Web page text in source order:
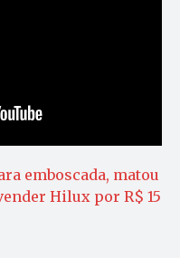
emboscada, matou
Hilux por R$ 15